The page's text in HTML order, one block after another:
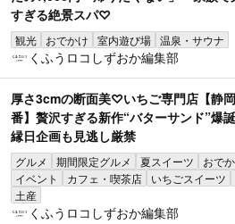
すぎる絶景スパ♡
観光 おでかけ 室内遊び場 温泉・サウナ
くふうロコしずおか編集部
厚さ3cmの断面美♡いちご専門店【静
番】贅沢すぎる新作“バターサンド”爆
縁日企画も見逃し厳禁
グルメ 期間限定グルメ 夏スイーツ
おで
イベント
カフェ・喫茶店 いちごスイーツ
土産
くふうロコしずおか編集部